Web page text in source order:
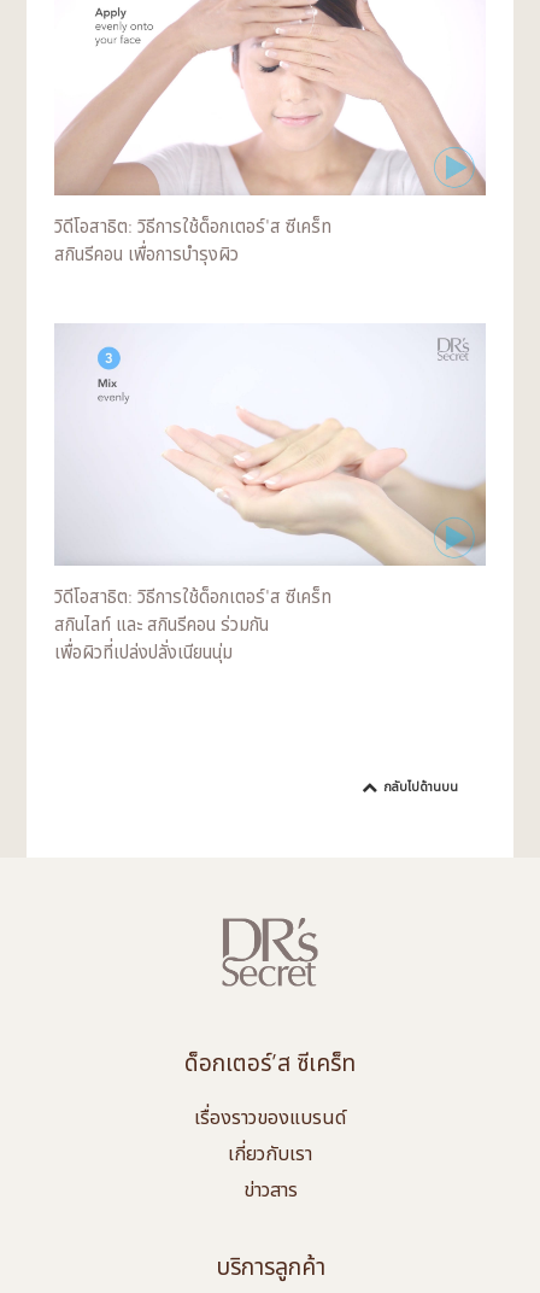
วิดีโอสาธิต: วิธีการใช้ด็อกเตอร์'ส ซีเคร็ท
สกินรีคอน เพื่อการบำรุงผิว
วิดีโอสาธิต: วิธีการใช้ด็อกเตอร์'ส ซีเคร็ท
สกินไลท์ และ สกินรีคอน ร่วมกัน
เพื่อผิวที่เปล่งปลั่งเนียนนุ่ม
กลับไปด้านบน
ด็อกเตอร์’ส ซีเคร็ท
เรื่องราวของแบรนด์
เกี่ยวกับเรา
ข่าวสาร
บริการลูกค้า